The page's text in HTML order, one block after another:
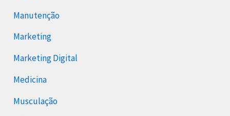
Manutenção
Marketing
Marketing Digital
Medicina
Musculação